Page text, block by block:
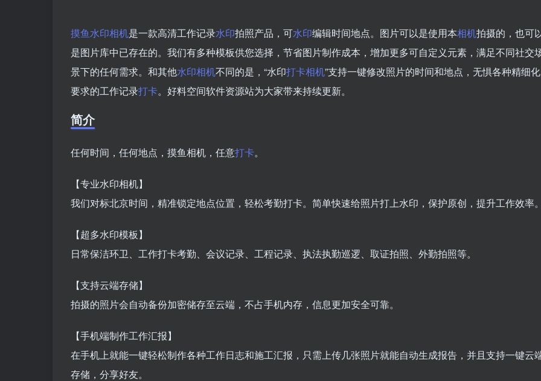
摸鱼水印相机是一款高清工作记录水印拍照产品，可水印编辑时间地点。图片可以是使用本相机拍摄的，也可
是图片库中已存在的。我们有多种模板供您选择，节省图片制作成本，增加更多可自定义元素，满足不同社交
景下的任何需求。和其他水印相机不同的是，“水印打卡相机”支持一键修改照片的时间和地点，无惧各种精细化
要求的工作记录打卡。好料空间软件资源站为大家带来持续更新。
简介
任何时间，任何地点，摸鱼相机，任意打卡。
【专业水印相机】
我们对标北京时间，精准锁定地点位置，轻松考勤打卡。简单快速给照片打上水印，保护原创，提升工作效率
【超多水印模板】
日常保洁环卫、工作打卡考勤、会议记录、工程记录、执法执勤巡逻、取证拍照、外勤拍照等。
【支持云端存储】
拍摄的照片会自动备份加密储存至云端，不占手机内存，信息更加安全可靠。
【手机端制作工作汇报】
在手机上就能一键轻松制作各种工作日志和施工汇报，只需上传几张照片就能自动生成报告，并且支持一键云
存储，分享好友。